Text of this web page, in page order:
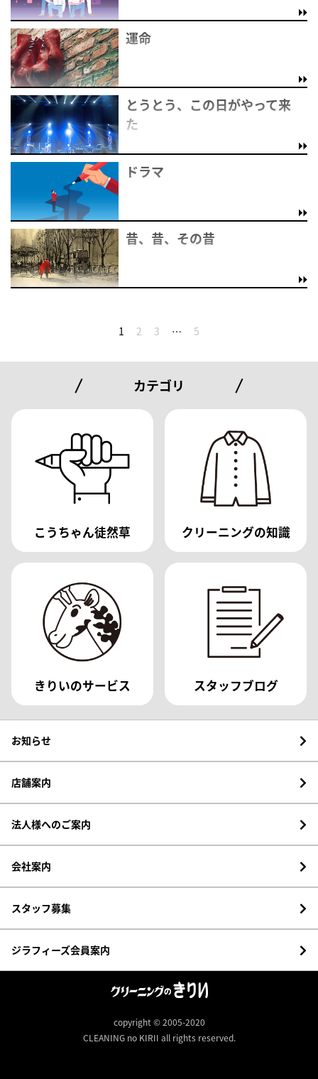
運命
とうとう、この日がやって来
た
ドラマ
昔、昔、その昔
1 2 3 … 5
カテゴリ
こうちゃん徒然草 クリーニングの知識
きりいのサービス スタッフブログ
お知らせ
店舗案内
法人様へのご案内
会社案内
スタッフ募集
ジラフィーズ会員案内
copyright © 2005-2020
CLEANING no KIRII all rights reserved.